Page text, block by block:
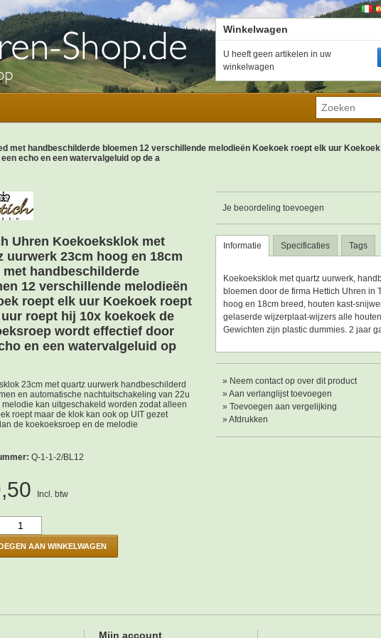
Winkelwagen
U heeft geen artikelen in uw
winkelwagen
met handbeschilderde bloemen 12 verschillende melodieën Koekoek roept elk uur
echo en een watervalgeluid op de a
Uhren Koekoeksklok met
uurwerk 23cm hoog en 18cm
met handbeschilderde
12 verschillende melodieën
roept elk uur Koekoek roept
uur roept hij 10x koekoek de
wordt effectief door
en een watervalgeluid op
23cm met quartz uurwerk handbeschilderd
en automatische nachtuitschakeling van 22u
melodie kan uitgeschakeld worden zodat alleen
roept maar de klok kan ook op UIT gezet
de koekoeksroep en de melodie
Q-1-1-2/BL12
Incl. btw
AAN WINKELWAGEN
Je beoordeling toevoegen
Informatie Specificaties Tags
Koekoeksklok met quartz uurwerk,
bloemen door de firma Hettich Uhren in
hoog en 18cm breed, houten kast-
gelaserde wijzerplaat-wijzers alle
Gewichten zijn plastic dummies. 2 jaar
» Neem contact op over dit product
» Aan verlanglijst toevoegen
» Toevoegen aan vergelijking
» Afdrukken
Mijn account